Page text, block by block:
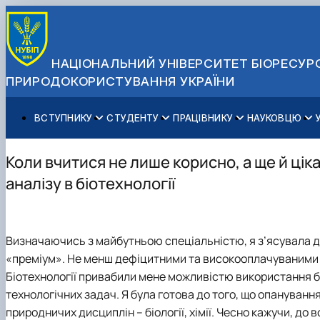
НАЦІОНАЛЬНИЙ УНІВЕРСИТЕТ
ПРИРОДОКОРИСТУВАННЯ УКРАЇНИ
ВСТУПНИКУ
Вступ до НУБіП України 2026
Правила прийому
Для осіб з тимчасово окупованих територій
Для іноземців / For foreigners
Військова освіта
СТУДЕНТУ
Навчання
Позанавчальна діяльність
Студентське самоврядування
ПРАЦІВНИКУ
Освітній процес
Довідкова інформація
Профспілкова організація
НАУКОВЦЮ
Наукова діяльність
Захисти дисертацій
Законодавче та нормативне забезпечення
Наукові видання
Наука для бізнесу
Управління і самоврядування
Офіційні документи
Стратегія розвитку на період 2026-2030рр.
Офіційна символіка
Антикорупційні заходи
Гендерна радниця
Контактна інформація
Коли вчитися не лише корисно, а ще й
аналізу в біотехнології
Визначаючись з майбутньою спеціальністю, я з’ясувала
«преміум». Не менш дефіцитними та
Біотехнології привабили мене можливістю
технологічних задач. Я була готова до того, що
природничих дисциплін – біології, хімії. Чесно кажучи, до